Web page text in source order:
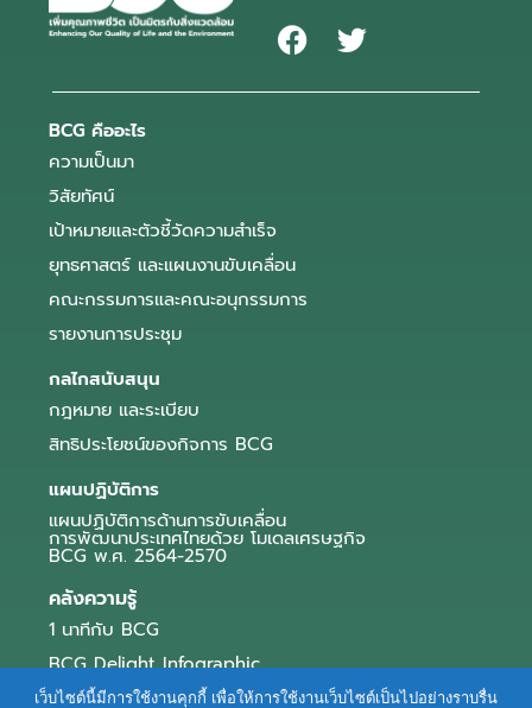
BCG คืออะไร
ความเป็นมา
วิสัยทัศน์
เป้าหมายและตัวชี้วัดความสำเร็จ
ยุทธศาสตร์ และแผนงานขับเคลื่อน
คณะกรรมการและคณะอนุกรรมการ
รายงานการประชุม
กลไกสนับสนุน
กฎหมาย และระเบียบ
สิทธิประโยชน์ของกิจการ BCG
แผนปฏิบัติการ
แผนปฏิบัติการด้านการขับเคลื่อน
การพัฒนาประเทศไทยด้วย โมเดลเศรษฐกิจ
BCG พ.ศ. 2564-2570
คลังความรู้
1 นาทีกับ BCG
BCG Delight Infographic
สื่อประชาสัมพันธ์
เว็บไซต์นี้มีการใช้งานคุกกี้ เพื่อให้การใช้งานเว็บไซต์เป็นไปอย่างราบรื่น